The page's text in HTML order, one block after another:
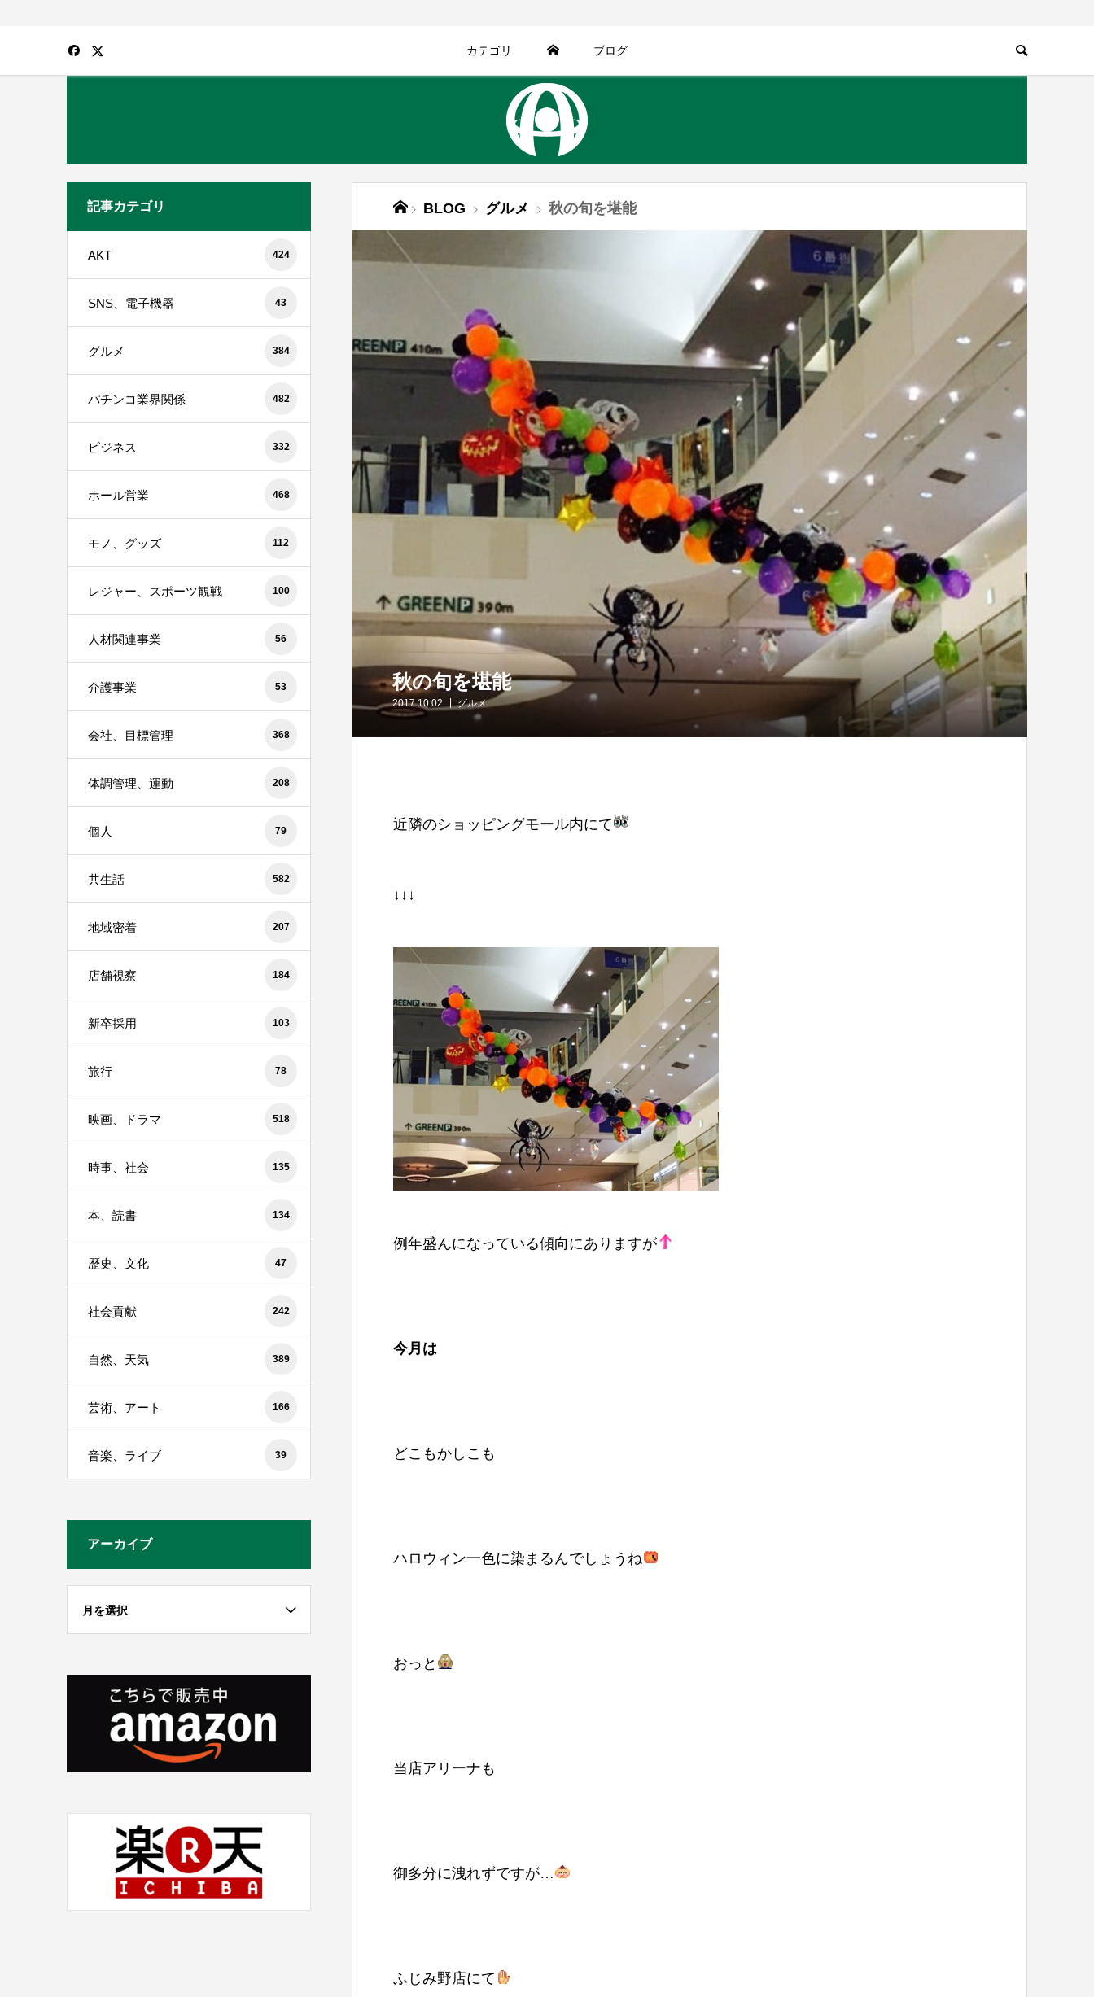
カテゴリ ブログ
BLOG グルメ 秋の旬を堪能
秋の旬を堪能
2017.10.02 グルメ
近隣のショッピングモール内にて
↓↓↓
例年盛んになっている傾向にありますが
今月は
どこもかしこも
ハロウィン一色に染まるんでしょうね
おっと
当店アリーナも
御多分に洩れずですが…
ふじみ野店にて
記事カテゴリ
AKT 424
SNS、電子機器 43
グルメ 384
パチンコ業界関係 482
ビジネス 332
ホール営業 468
モノ、グッズ 112
レジャー、スポーツ観戦 100
人材関連事業 56
介護事業 53
会社、目標管理 368
体調管理、運動 208
個人 79
共生話 582
地域密着 207
店舗視察 184
新卒採用 103
旅行 78
映画、ドラマ 518
時事、社会 135
本、読書 134
歴史、文化 47
社会貢献 242
自然、天気 389
芸術、アート 166
音楽、ライブ 39
アーカイブ
月を選択